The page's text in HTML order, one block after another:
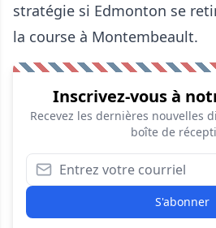
stratégie si Edmonton se
la course à Montembeault.
Inscrivez-vous à
Recevez les dernières nouvelles
boîte de
S'abonner